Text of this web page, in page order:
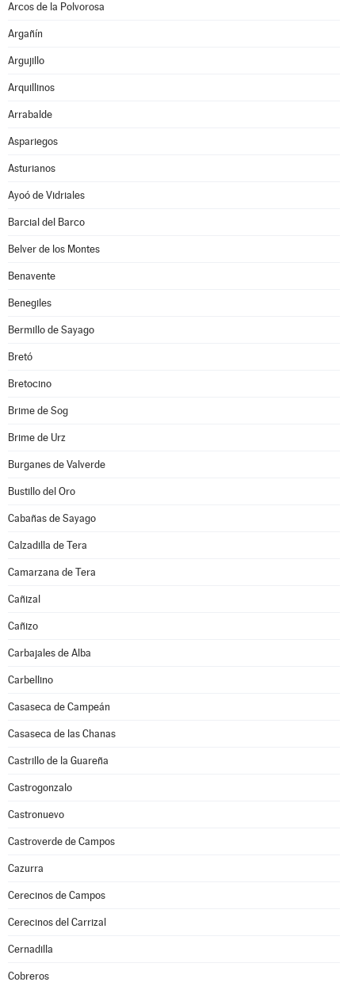
Arcos de la Polvorosa
Argañín
Argujillo
Arquillinos
Arrabalde
Aspariegos
Asturianos
Ayoó de Vidriales
Barcial del Barco
Belver de los Montes
Benavente
Benegiles
Bermillo de Sayago
Bretó
Bretocino
Brime de Sog
Brime de Urz
Burganes de Valverde
Bustillo del Oro
Cabañas de Sayago
Calzadilla de Tera
Camarzana de Tera
Cañizal
Cañizo
Carbajales de Alba
Carbellino
Casaseca de Campeán
Casaseca de las Chanas
Castrillo de la Guareña
Castrogonzalo
Castronuevo
Castroverde de Campos
Cazurra
Cerecinos de Campos
Cerecinos del Carrizal
Cernadilla
Cobreros